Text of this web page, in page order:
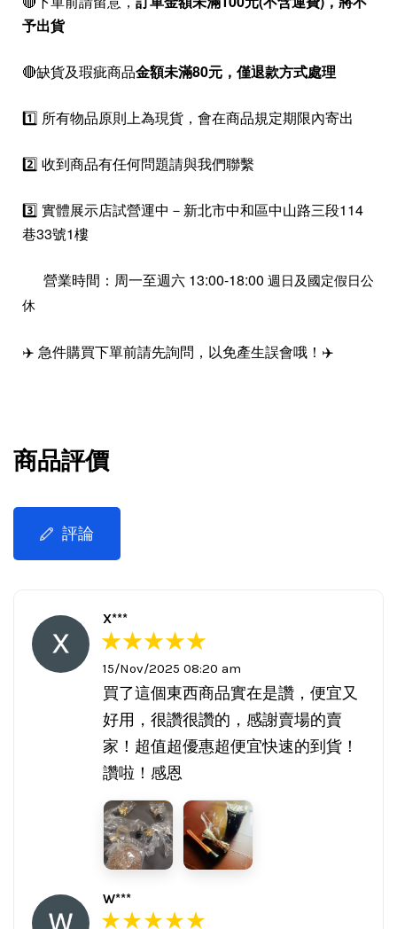
予出貨
🔴缺貨及瑕疵商品金額未滿80元，僅退款方式處理
1️⃣ 所有物品原則上為現貨，會在商品規定期限內寄出
2️⃣ 收到商品有任何問題請與我們聯繫
3️⃣ 實體展示店試營運中－新北市中和區中山路三段114
巷33號1樓
營業時間：周一至週六 13:00-18:00 週日及國定假日公
休
✈️ 急件購買下單前請先詢問，以免產生誤會哦！✈️
商品評價
評論
X***
15/Nov/2025 08:20 am
買了這個東西商品實在是讚，便宜又
好用，很讚很讚的，感謝賣場的賣
家！超值超優惠超便宜快速的到貨！
讚啦！感恩
W***